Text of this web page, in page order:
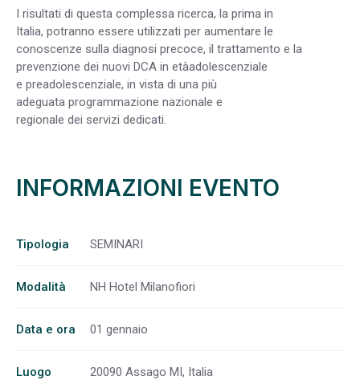
I risultati di questa complessa ricerca, la prima in
Italia, potranno essere utilizzati per aumentare le
conoscenze sulla diagnosi precoce, il trattamento e la
prevenzione dei nuovi DCA in etàadolescenziale
e preadolescenziale, in vista di una più
adeguata programmazione nazionale e
regionale dei servizi dedicati.
INFORMAZIONI EVENTO
Tipologia SEMINARI
Modalità NH Hotel Milanofiori
Data e ora 01 gennaio
Luogo 20090 Assago MI, Italia